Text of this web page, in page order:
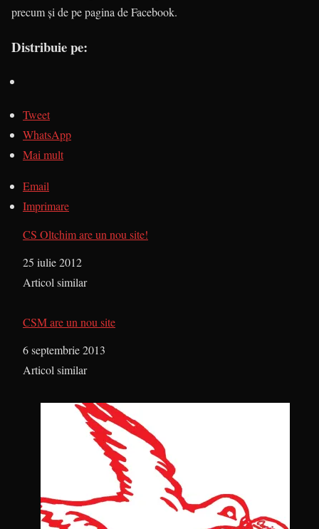
precum şi de pe pagina de Facebook.
Distribuie pe:
Tweet
WhatsApp
Mai mult
Email
Imprimare
CS Oltchim are un nou site!
Dată
25 iulie 2012
În legătură cu
Articol similar
CSM are un nou site
Dată
6 septembrie 2013
În legătură cu
Articol similar